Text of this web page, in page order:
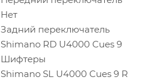
Нет
Задний переключатель
Shimano RD U4000 Cues 9
Шифтеры
Shimano SL U4000 Cues 9 R